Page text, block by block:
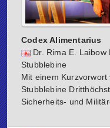
Codex Alimentarius
Dr. Rima E. Laibow
Stubblebine
Mit einem
Stubblebine
Sicherheits- und